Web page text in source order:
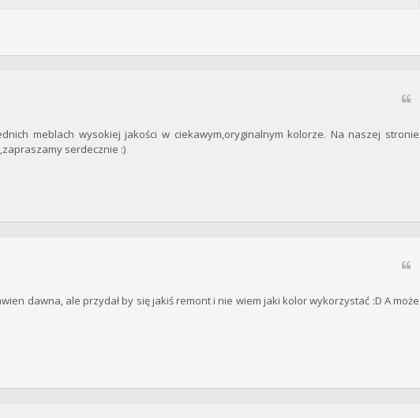
meblach wysokiej jakości w ciekawym,oryginalnym kolorze. Na naszej stronie
serdecznie :)
dawna, ale przydał by się jakiś remont i nie wiem jaki kolor wykorzystać :D A może